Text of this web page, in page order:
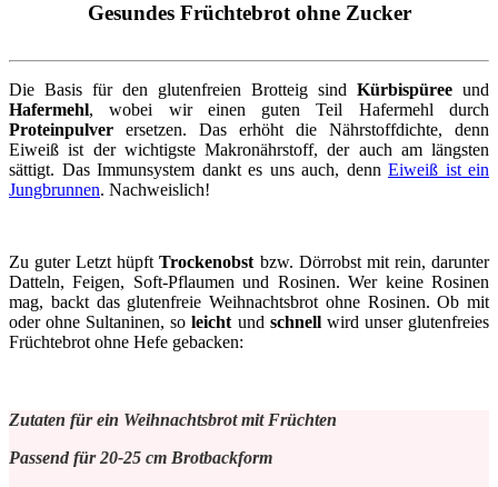
Gesundes Früchtebrot ohne Zucker
Die Basis für den glutenfreien Brotteig sind Kürbispüree und
Hafermehl, wobei wir einen guten Teil Hafermehl durch
Proteinpulver ersetzen. Das erhöht die Nährstoffdichte, denn
Eiweiß ist der wichtigste Makronährstoff, der auch am längsten
sättigt. Das Immunsystem dankt es uns auch, denn Eiweiß ist ein
Jungbrunnen. Nachweislich!
Zu guter Letzt hüpftTrockenobst bzw. Dörrobst mit rein, darunter
Datteln, Feigen, Soft-Pflaumen und Rosinen. Wer keine Rosinen
mag, backt das glutenfreie Weihnachtsbrot ohne Rosinen. Ob mit
oder ohne Sultaninen, soleicht und schnellwird unser glutenfreies
Früchtebrot ohne Hefe gebacken:
Zutaten für ein Weihnachtsbrot mit Früchten
Passend für 20-25 cm Brotbackform